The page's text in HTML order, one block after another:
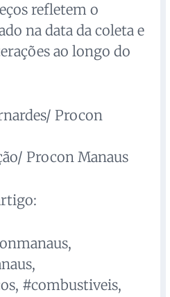
refletem o
na data da coleta e
ao longo do
Procon
Procon Manaus
#combustiveis,